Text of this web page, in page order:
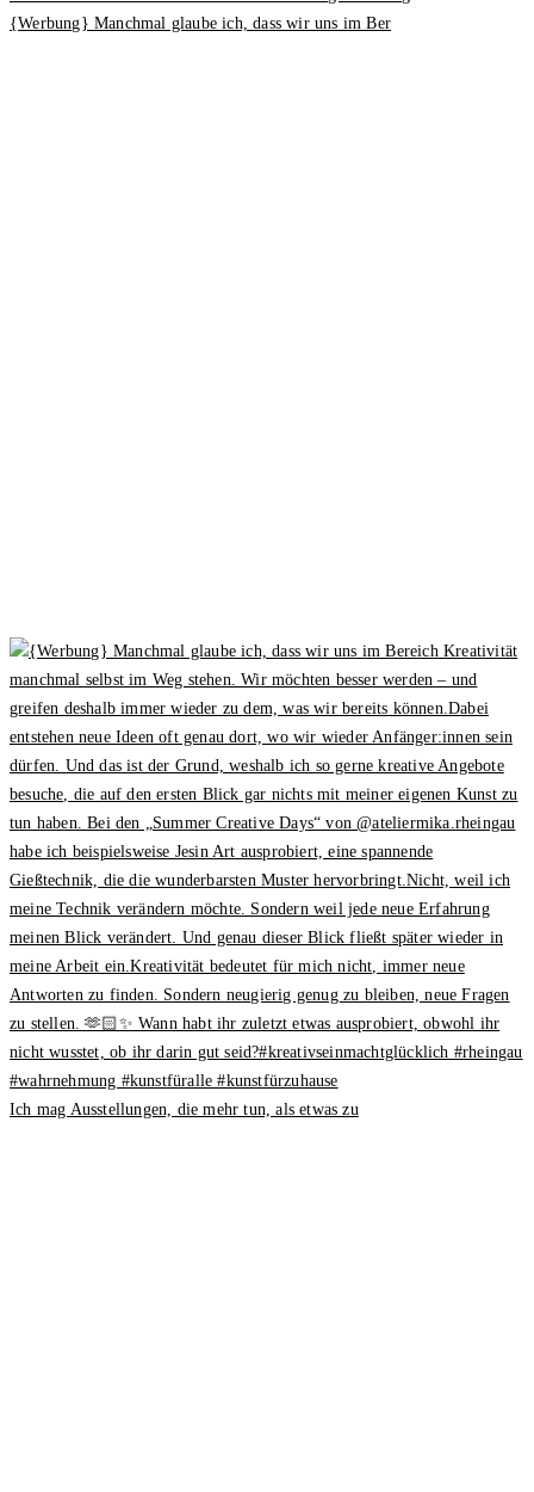
{Werbung} Manchmal glaube ich, dass wir uns im Ber
Ich mag Ausstellungen, die mehr tun, als etwas zu